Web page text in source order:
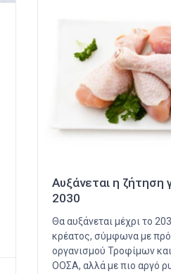
Αυξάνεται η ζήτηση
2030
Θα αυξάνεται μέχρι το
κρέατος, σύμφωνα με
οργανισμού Τροφίμων
ΟΟΣΑ, αλλά με πιο αργό